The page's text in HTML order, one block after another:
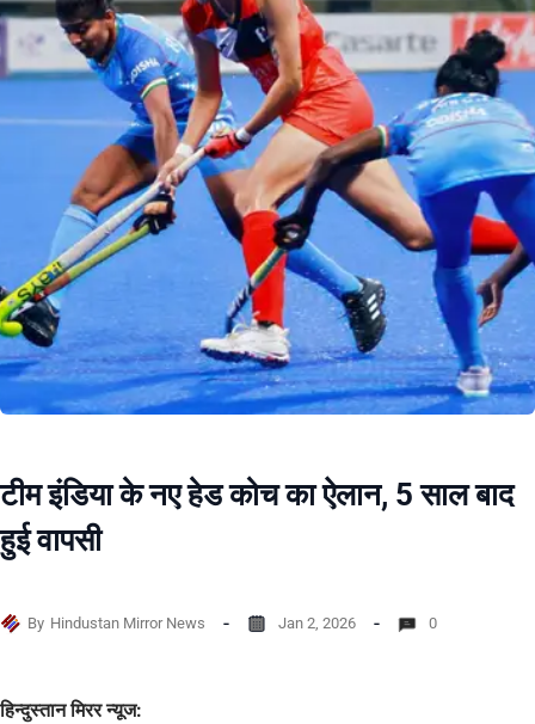
टीम इंडिया के नए हेड कोच का ऐलान, 5 साल बाद
हुई वापसी
By Hindustan Mirror News Jan 2, 2026 0
हिन्दुस्तान मिरर न्यूज: